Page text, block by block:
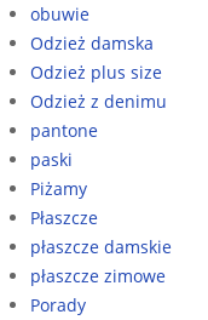
obuwie
Odzież damska
Odzież plus size
Odzież z denimu
pantone
paski
Piżamy
Płaszcze
płaszcze damskie
płaszcze zimowe
Porady